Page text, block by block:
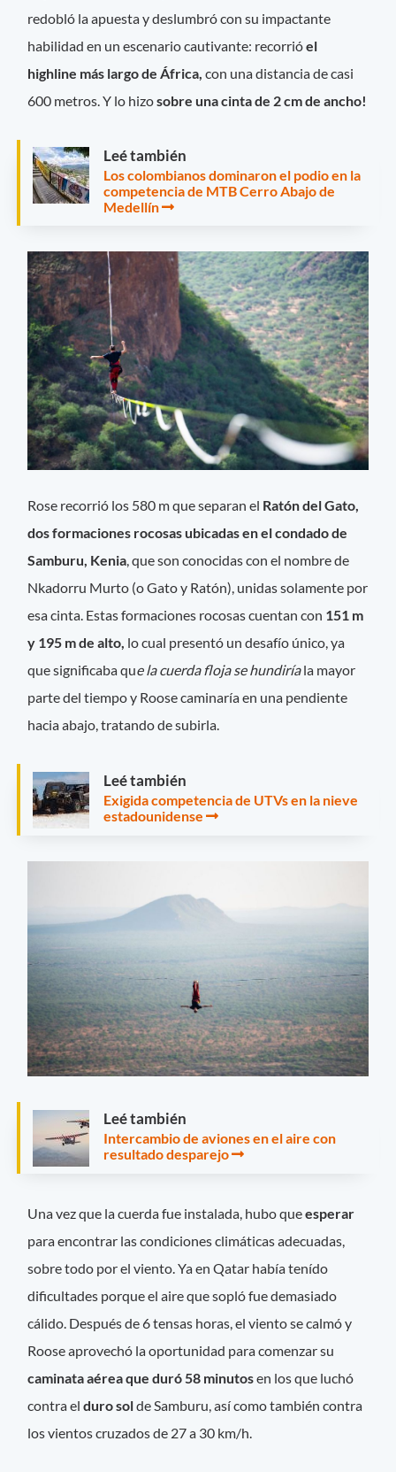
redobló la apuesta y deslumbró con su impactante
habilidad en un escenario cautivante: recorrióel
highline más largo de África, con una distancia de casi
600 metros. Y lo hizosobre una cinta de 2 cm de ancho!
Leé también
Los colombianos dominaron el podio en la
competencia de MTB Cerro Abajo de
Medellín
Rose recorrió los 580 m que separan el Ratón del Gato,
dos formaciones rocosas ubicadas en el condado de
Samburu, Kenia, que son conocidas con el nombre de
Nkadorru Murto (o Gato y Ratón), unidas solamente por
esa cinta. Estas formaciones rocosas cuentan con 151 m
y 195 m de alto, lo cual presentó un desafío único, ya
que significaba que la cuerda floja se hundiríala mayor
parte del tiempo y Roose caminaría en una pendiente
hacia abajo, tratando de subirla.
Leé también
Exigida competencia de UTVs en la nieve
estadounidense
Leé también
Intercambio de aviones en el aire con
resultado desparejo
Una vez que la cuerda fue instalada, hubo queesperar
para encontrar las condiciones climáticas adecuadas,
sobre todo por el viento. Ya en Qatar había tenído
dificultades porque el aire que sopló fue demasiado
cálido. Después de 6 tensas horas, el viento se calmó y
Roose aprovechó la oportunidad para comenzar su
caminata aérea que duró 58 minutosen los que luchó
contra elduro solde Samburu, así como también contra
los vientos cruzados de 27 a 30 km/h.